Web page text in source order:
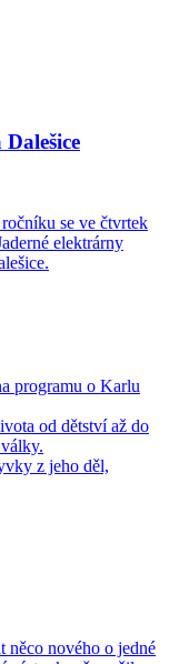
se ve čtvrtek
elektrárny
programu o Karlu
od dětství až do
z jeho děl,
něco nového o jedné